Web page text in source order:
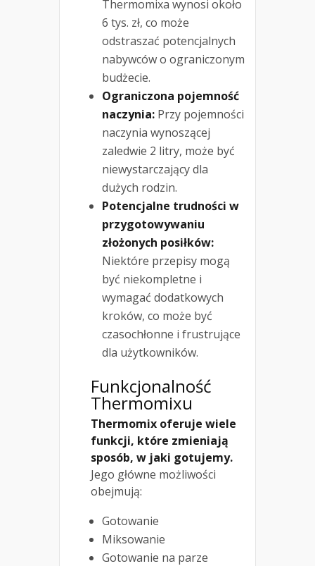
Thermomixa wynosi około
6 tys. zł, co może
odstraszać potencjalnych
nabywców o ograniczonym
budżecie.
Ograniczona pojemność
naczynia: Przy pojemności
naczynia wynoszącej
zaledwie 2 litry, może być
niewystarczający dla
dużych rodzin.
Potencjalne trudności w
przygotowywaniu
złożonych posiłków:
Niektóre przepisy mogą
być niekompletne i
wymagać dodatkowych
kroków, co może być
czasochłonne i frustrujące
dla użytkowników.
Funkcjonalność
Thermomixu
Thermomix oferuje wiele
funkcji, które zmieniają
sposób, w jaki gotujemy.
Jego główne możliwości
obejmują:
Gotowanie
Miksowanie
Gotowanie na parze